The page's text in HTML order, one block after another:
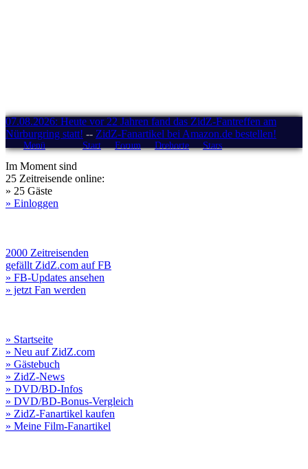
07.08.2026: Heute vor 22 Jahren fand das ZidZ-Fantreffen am
Nürburgring statt! -- ZidZ-Fanartikel bei Amazon.de bestellen!
Menü Start Forum Drehorte Stars
Im Moment sind
25 Zeitreisende online:
» 25 Gäste
» Einloggen
2000 Zeitreisenden
gefällt ZidZ.com auf FB
» FB-Updates ansehen
» jetzt Fan werden
» Startseite
» Neu auf ZidZ.com
» Gästebuch
» ZidZ-News
» DVD/BD-Infos
» DVD/BD-Bonus-Vergleich
» ZidZ-Fanartikel kaufen
» Meine Film-Fanartikel